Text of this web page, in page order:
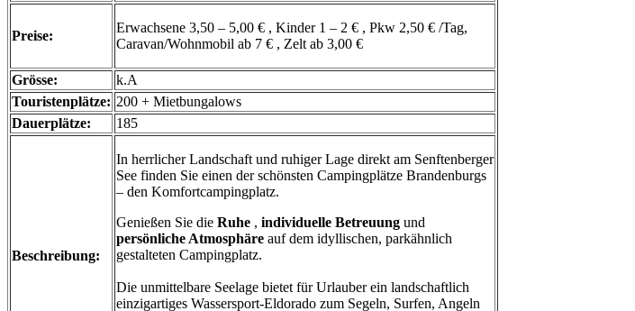
Preise:
Erwachsene 3,50 – 5,00 € , Kinder 1 – 2 € , Pkw 2,50 € /Tag,
Caravan/Wohnmobil ab 7 € , Zelt ab 3,00 €
Grösse:
k.A
Touristenplätze: 200 + Mietbungalows
Dauerplätze:
185
Beschreibung:
In herrlicher Landschaft und ruhiger Lage direkt am Senftenberger
See finden Sie einen der schönsten Campingplätze Brandenburgs
– den Komfortcampingplatz.
Genießen Sie die Ruhe , individuelle Betreuung und
persönliche Atmosphäre auf dem idyllischen, parkähnlich
gestalteten Campingplatz.
Die unmittelbare Seelage bietet für Urlauber ein landschaftlich
einzigartiges Wassersport-Eldorado zum Segeln, Surfen, Angeln